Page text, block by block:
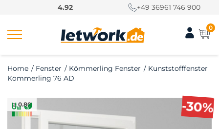
4.92 +49 36961 746 900
0
Home / Fenster / Kömmerling Fenster / Kunststofffenster
Kömmerling 76 AD
-30%
≥ 0.80